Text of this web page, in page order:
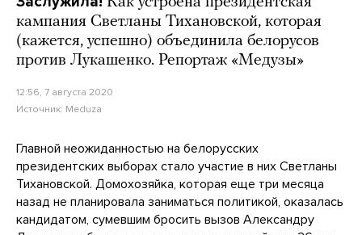
кампания Светланы Тихановской, которая
(кажется, успешно) объединила белорусов
против Лукашенко. Репортаж «Медузы»
12:56, 7 августа 2020
Источник: Meduza
Главной неожиданностью на белорусских
президентских выборах стало участие в них Светланы
Тихановской. Домохозяйка, которая еще три месяца
назад не планировала заниматься политикой, оказалась
кандидатом, сумевшим бросить вызов Александру